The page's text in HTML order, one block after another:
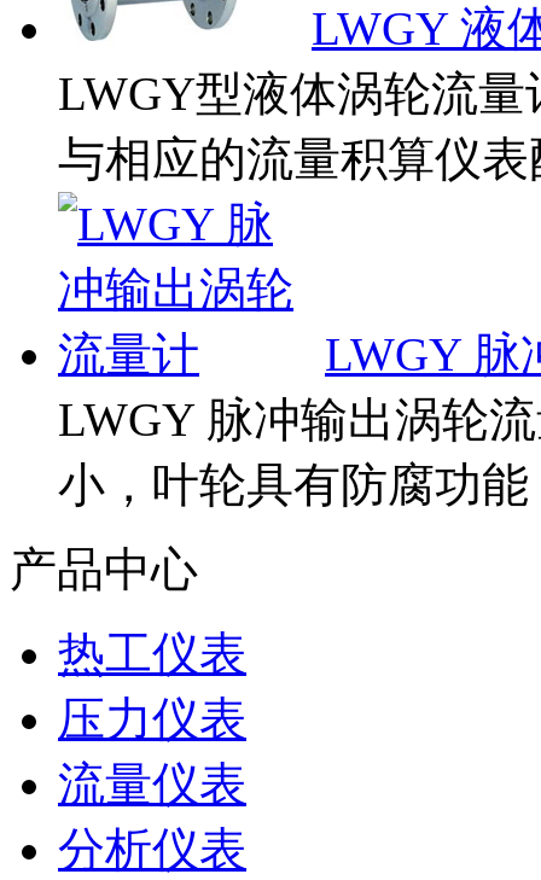
LWGY 液
LWGY型液体涡轮流
与相应的流量积算仪表
LWGY 脉
LWGY 脉冲输出涡
小，叶轮具有防腐功
产品中心
热工仪表
压力仪表
流量仪表
分析仪表